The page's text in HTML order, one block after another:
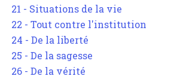
21 - Situations de la vie
22 - Tout contre l'institution
24 - De la liberté
25 - De la sagesse
26 - De la vérité